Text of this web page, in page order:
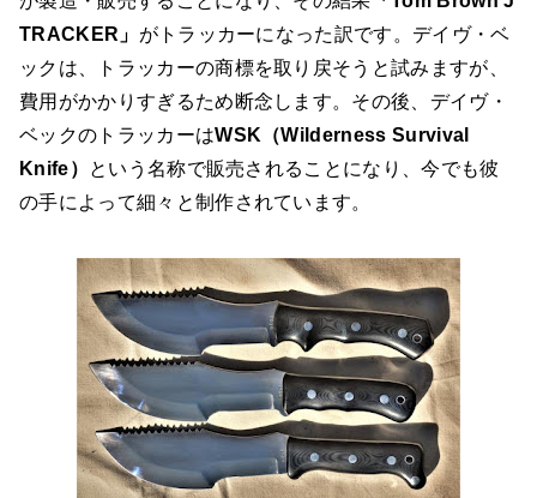
TRACKER」 がトラッカーになった訳です。デイヴ・ベ
ックは、トラッカーの商標を取り戻そうと試みますが、
費用がかかりすぎるため断念します。その後、デイヴ・
ベックのトラッカーはWSK（Wilderness Survival
Knife）
という名称で販売されることになり、今でも彼
の手によって細々と制作されています。